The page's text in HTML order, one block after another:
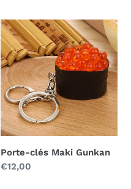
Porte-
clés
Maki
Gunkan
Porte-clés Maki Gunkan
Prix
€12,00